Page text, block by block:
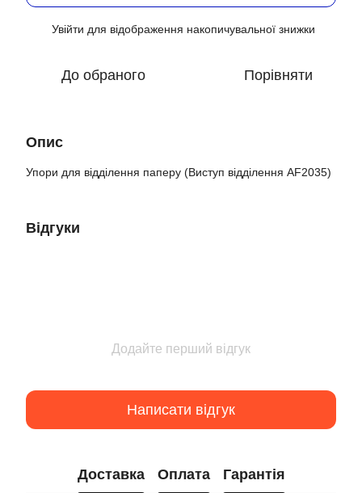
Увійти для відображення накопичувальної знижки
До обраного Порівняти
Опис
Упори для відділення паперу (Виступ відділення AF2035)
Відгуки
Додайте перший відгук
Написати відгук
Доставка Оплата Гарантія